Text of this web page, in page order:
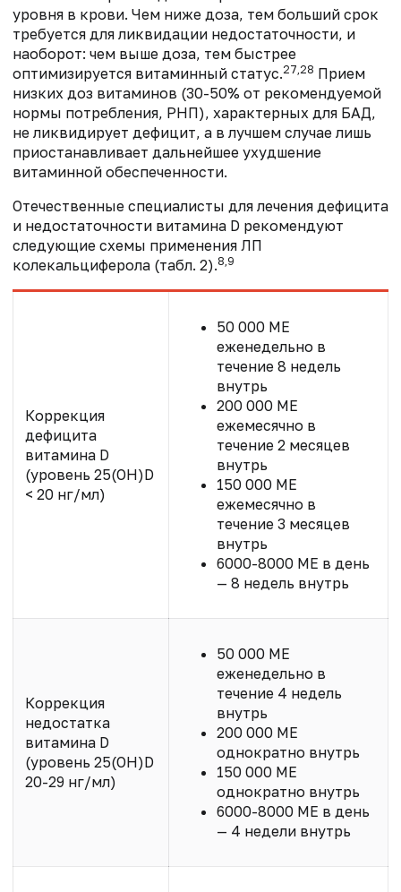
уровня в крови. Чем ниже доза, тем больший срок
требуется для ликвидации недостаточности, и
наоборот: чем выше доза, тем быстрее
оптимизируется витаминный статус.27,28 Прием
низких доз витаминов (30-50% от рекомендуемой
нормы потребления, РНП), характерных для БАД,
не ликвидирует дефицит, а в лучшем случае лишь
приостанавливает дальнейшее ухудшение
витаминной обеспеченности.
Отечественные специалисты для лечения дефицита
и недостаточности витамина D рекомендуют
следующие схемы применения ЛП
колекальциферола (табл. 2).8,9
Коррекция
дефицита
витамина D
(уровень 25(OH)D
< 20 нг/мл)
50 000 МЕ
еженедельно в
течение 8 недель
внутрь
200 000 МЕ
ежемесячно в
течение 2 месяцев
внутрь
150 000 МЕ
ежемесячно в
течение 3 месяцев
внутрь
6000-8000 МЕ в день
— 8 недель внутрь
Коррекция
недостатка
витамина D
(уровень 25(OH)D
20-29 нг/мл)
50 000 МЕ
еженедельно в
течение 4 недель
внутрь
200 000 МЕ
однократно внутрь
150 000 МЕ
однократно внутрь
6000-8000 МЕ в день
— 4 недели внутрь